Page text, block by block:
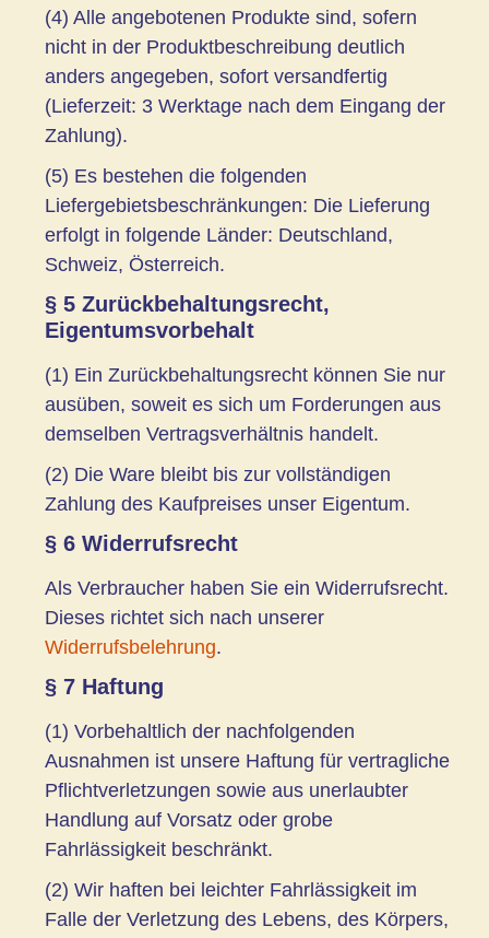
(4) Alle angebotenen Produkte sind, sofern
nicht in der Produktbeschreibung deutlich
anders angegeben, sofort versandfertig
(Lieferzeit: 3 Werktage nach dem Eingang der
Zahlung).
(5) Es bestehen die folgenden
Liefergebietsbeschränkungen: Die Lieferung
erfolgt in folgende Länder: Deutschland,
Schweiz, Österreich.
§ 5 Zurückbehaltungsrecht,
Eigentumsvorbehalt
(1) Ein Zurückbehaltungsrecht können Sie nur
ausüben, soweit es sich um Forderungen aus
demselben Vertragsverhältnis handelt.
(2) Die Ware bleibt bis zur vollständigen
Zahlung des Kaufpreises unser Eigentum.
§ 6 Widerrufsrecht
Als Verbraucher haben Sie ein Widerrufsrecht.
Dieses richtet sich nach unserer
Widerrufsbelehrung.
§ 7 Haftung
(1) Vorbehaltlich der nachfolgenden
Ausnahmen ist unsere Haftung für vertragliche
Pflichtverletzungen sowie aus unerlaubter
Handlung auf Vorsatz oder grobe
Fahrlässigkeit beschränkt.
(2) Wir haften bei leichter Fahrlässigkeit im
Falle der Verletzung des Lebens, des Körpers,